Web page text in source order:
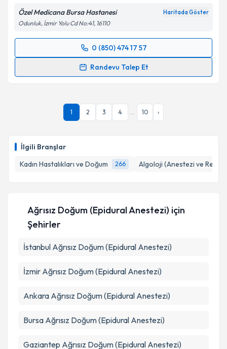
İlgili Branşlar
Kadın Hastalıkları ve Doğum
266 Algoloji (Anestezi ve
Özel Medicana Bursa Hastanesi Haritada Göster
Odunluk, İzmir Yolu Cd No:41, 16110
0 (850) 474 17 57
Randevu Talep Et
Randevu Takvimi Talebi
takvim hazırlandığında e-posta ile bilgilendireceğiz.
1 2 3 4 ... 10 ›
Ağrısız Doğum (Epidural Anestezi) için
Şehirler
İstanbul Ağrısız Doğum (Epidural Anestezi)
İzmir Ağrısız Doğum (Epidural Anestezi)
Ankara Ağrısız Doğum (Epidural Anestezi)
Bursa Ağrısız Doğum (Epidural Anestezi)
Gaziantep Ağrısız Doğum (Epidural Anestezi)